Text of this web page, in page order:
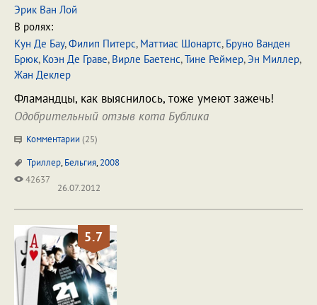
Эрик Ван Лой
В ролях:
Кун Де Бау,Филип Питерс, Маттиас Шонартс, Бруно Ванден
Брюк, Коэн Де Граве, Вирле Баетенс,Тине Реймер,Эн Миллер,
Жан Деклер
Фламандцы, как выяснилось, тоже умеют зажечь!
Одобрительный отзыв кота Бублика
Комментарии (25)
Триллер,Бельгия,2008
42637
26.07.2012
5.7